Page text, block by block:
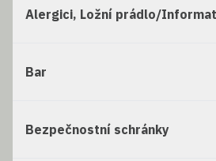
Alergici, Ložní prádlo/
Bar
Bezpečnostní schránky